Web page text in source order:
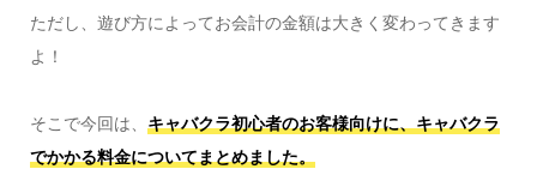
ただし、遊び方によってお会計の金額は大きく変わってきます
よ！
そこで今回は、 キャバクラ初心者のお客様向けに、キャバクラ
でかかる料金についてまとめました。